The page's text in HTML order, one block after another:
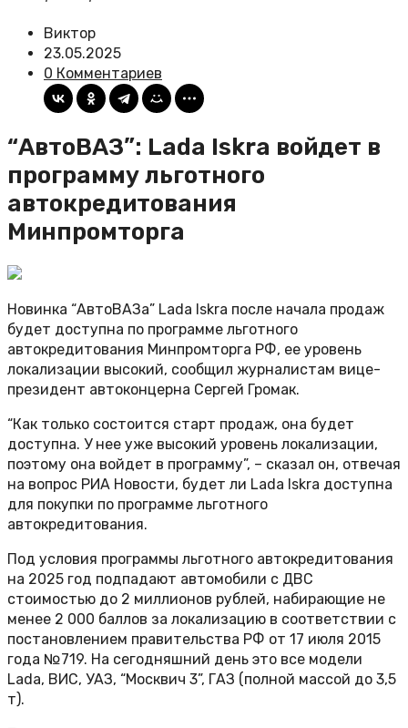
Виктор
23.05.2025
0 Комментариев
“АвтоВАЗ”: Lada Iskra войдет в
программу льготного
автокредитования
Минпромторга
Новинка “АвтоВАЗа” Lada Iskra после начала продаж
будет доступна по программе льготного
автокредитования Минпромторга РФ, ее уровень
локализации высокий, сообщил журналистам вице-
президент автоконцерна Сергей Громак.
“Как только состоится старт продаж, она будет
доступна. У нее уже высокий уровень локализации,
поэтому она войдет в программу”, – сказал он, отвечая
на вопрос РИА Новости, будет ли Lada Iskra доступна
для покупки по программе льготного
автокредитования.
Под условия программы льготного автокредитования
на 2025 год подпадают автомобили с ДВС
стоимостью до 2 миллионов рублей, набирающие не
менее 2 000 баллов за локализацию в соответствии с
постановлением правительства РФ от 17 июля 2015
года №719. На сегодняшний день это все модели
Lada, ВИС, УАЗ, “Москвич 3”, ГАЗ (полной массой до 3,5
т).